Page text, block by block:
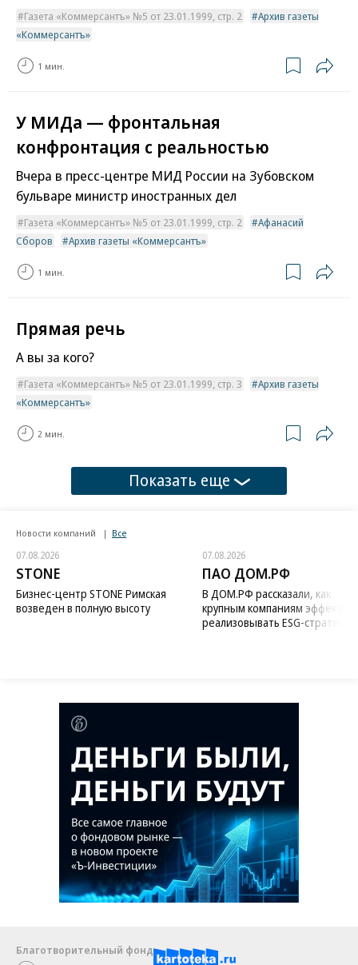
Газета «Коммерсантъ» №5 от 23.01.1999, стр. 2
Архив газеты
«Коммерсантъ»
1 мин.
У МИДа — фронтальная
конфронтация с реальностью
Вчера в пресс-центре МИД России на Зубовском
бульваре министр иностранных дел
Газета «Коммерсантъ» №5 от 23.01.1999, стр. 2
Афанасий
Сборов
Архив газеты «Коммерсантъ»
1 мин.
Прямая речь
А вы за кого?
Газета «Коммерсантъ» №5 от 23.01.1999, стр. 3
Архив газеты
«Коммерсантъ»
2 мин.
Показать еще
Новости компаний Все
07.08.2026
STONE
Бизнес-центр STONE Римская
возведен в полную высоту
07.08.2026
ПАО ДОМ.РФ
В ДОМ.РФ рассказали, как
крупным компаниям
реализовывать ESG-стратегию
Благотворительный фонд